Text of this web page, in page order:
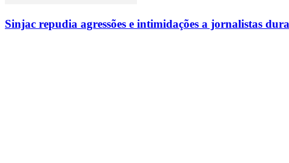
Sinjac repudia agressões e intimidações a jornalistas